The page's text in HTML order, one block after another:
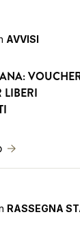
AVVISI
LIBERI
RASSEGNA